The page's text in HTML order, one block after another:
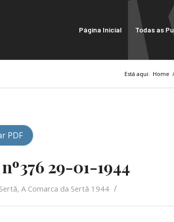
Página Inicial Todas as
Está aqui: Home /
PDF
29-01-1944
, A Comarca da Sertã 1944 /